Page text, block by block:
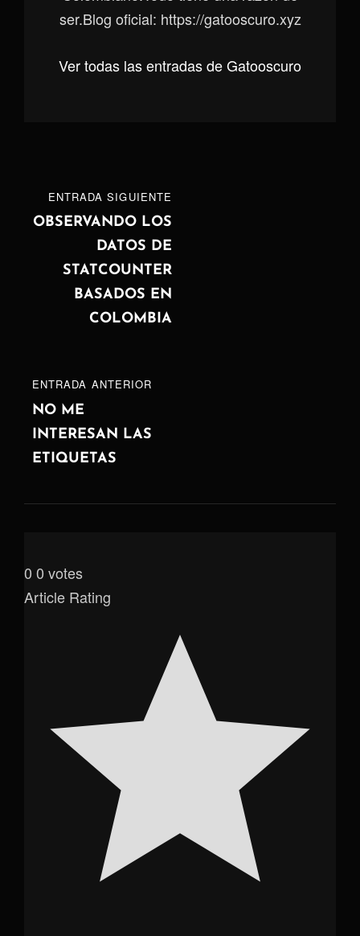
ser.Blog oficial: https://gatooscuro.xyz
Ver todas las entradas de Gatooscuro
Navegación
de
entradas
ENTRADA
ANTERIOR
ENTRADA ANTERIOR
NO ME
INTERESAN LAS
ETIQUETAS
ENTRADA
SIGUIENTE
ENTRADA SIGUIENTE
OBSERVANDO LOS
DATOS DE
STATCOUNTER
BASADOS EN
COLOMBIA
0 0 votes
Article Rating